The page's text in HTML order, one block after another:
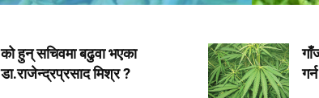
को हुन् सचिवमा बढुवा भएका
डा.राजेन्द्रप्रसाद मिश्र ?